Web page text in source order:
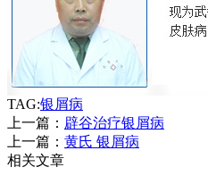
TAG:银屑病
上一篇： 辟谷治疗银屑病
上一篇： 黄氏 银屑病
相关文章